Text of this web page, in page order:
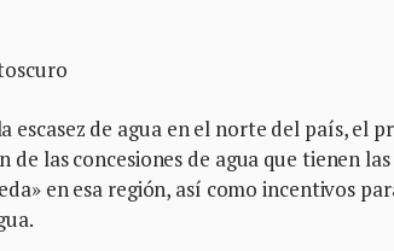
escasez de agua en el norte del país, el
las concesiones de agua que tienen
en esa región, así como incentivos